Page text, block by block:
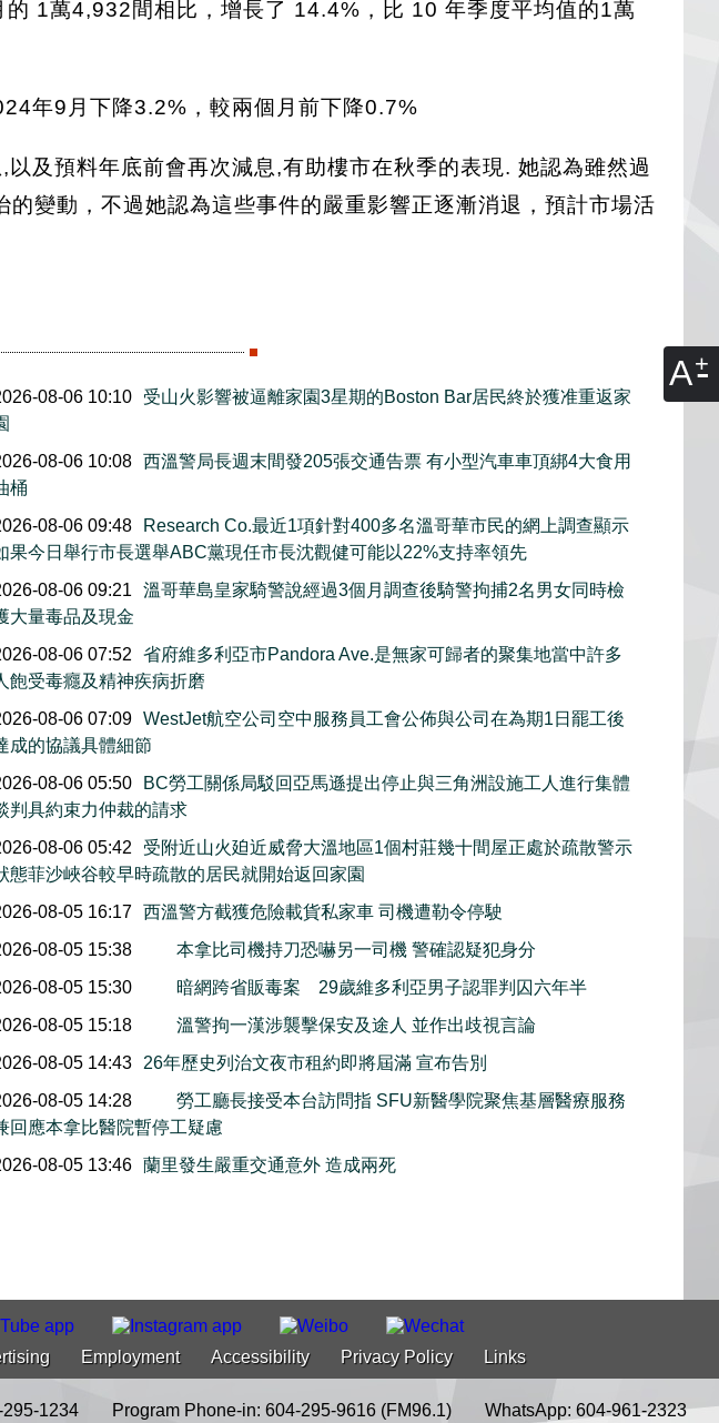
A
1萬4,932間相比，增長了 14.4%，比 10 年季度平均值的1萬
年9月下降3.2%，較兩個月前下降0.7%
及預料年底前會再次減息,有助樓市在秋季的表現. 她認為雖然過
變動，不過她認為這些事件的嚴重影響正逐漸消退，預計市場活
08-06 10:10
受山火影響被逼離家園3星期的Boston Bar居民終於獲准重返家
08-06 10:08
西溫警局長週末間發205張交通告票 有小型汽車車頂綁4大食用
桶
08-06 09:48
Research Co.最近1項針對400多名溫哥華市民的網上調查顯示
果今日舉行市長選舉ABC黨現任市長沈觀健可能以22%支持率領先
08-06 09:21
溫哥華島皇家騎警說經過3個月調查後騎警拘捕2名男女同時檢
大量毒品及現金
08-06 07:52
省府維多利亞市Pandora Ave.是無家可歸者的聚集地當中許多
飽受毒癮及精神疾病折磨
08-06 07:09
WestJet航空公司空中服務員工會公佈與公司在為期1日罷工後
成的協議具體細節
08-06 05:50
BC勞工關係局駁回亞馬遜提出停止與三角洲設施工人進行集體
判具約束力仲裁的請求
08-06 05:42
受附近山火廹近威脅大溫地區1個村莊幾十間屋正處於疏散警示
態菲沙峽谷較早時疏散的居民就開始返回家園
08-05 16:17
西溫警方截獲危險載貨私家車 司機遭勒令停駛
08-05 15:38
本拿比司機持刀恐嚇另一司機 警確認疑犯身分
08-05 15:30
暗網跨省販毒案 29歲維多利亞男子認罪判囚六年半
08-05 15:18
溫警拘一漢涉襲擊保安及途人 並作出歧視言論
08-05 14:43
26年歷史列治文夜市租約即將屆滿 宣布告別
08-05 14:28
勞工廳長接受本台訪問指 SFU新醫學院聚焦基層醫療服務
回應本拿比醫院暫停工疑慮
08-05 13:46
蘭里發生嚴重交通意外 造成兩死
Employment Accessibility Privacy Policy Links
295-1234 Program Phone-in: 604-295-9616 (FM96.1) WhatsApp: 604-961-2323